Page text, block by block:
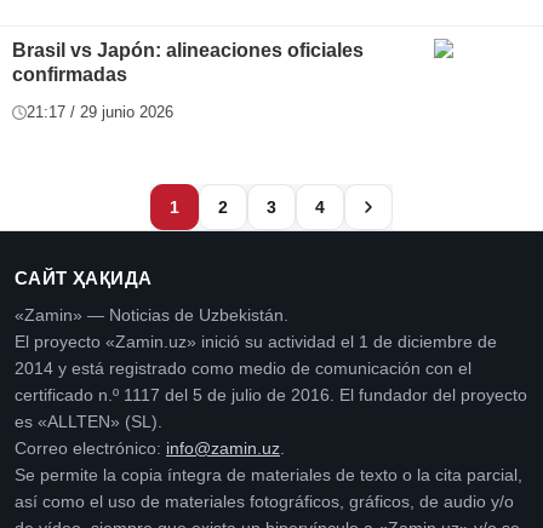
Brasil vs Japón: alineaciones oficiales
confirmadas
21:17 / 29 junio 2026
1 2 3 4
САЙТ ҲАҚИДА
«Zamin» — Noticias de Uzbekistán.
El proyecto «Zamin.uz» inició su actividad el 1 de diciembre de
2014 y está registrado como medio de comunicación con el
certificado n.º 1117 del 5 de julio de 2016. El fundador del proyecto
es «ALLTEN» (SL).
Correo electrónico: info@zamin.uz.
Se permite la copia íntegra de materiales de texto o la cita parcial,
así como el uso de materiales fotográficos, gráficos, de audio y/o